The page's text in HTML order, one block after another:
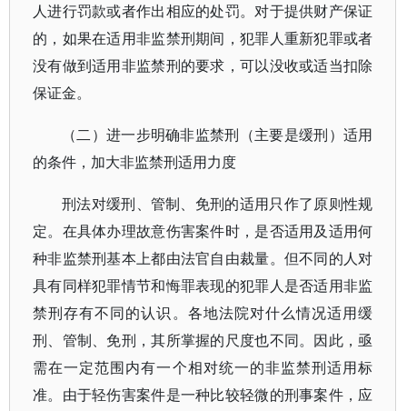
人进行罚款或者作出相应的处罚。对于提供财产保证
的，如果在适用非监禁刑期间，犯罪人重新犯罪或者
没有做到适用非监禁刑的要求，可以没收或适当扣除
保证金。
（二）进一步明确非监禁刑（主要是缓刑）适用
的条件，加大非监禁刑适用力度
刑法对缓刑、管制、免刑的适用只作了原则性规
定。在具体办理故意伤害案件时，是否适用及适用何
种非监禁刑基本上都由法官自由裁量。但不同的人对
具有同样犯罪情节和悔罪表现的犯罪人是否适用非监
禁刑存有不同的认识。各地法院对什么情况适用缓
刑、管制、免刑，其所掌握的尺度也不同。因此，亟
需在一定范围内有一个相对统一的非监禁刑适用标
准。由于轻伤害案件是一种比较轻微的刑事案件，应